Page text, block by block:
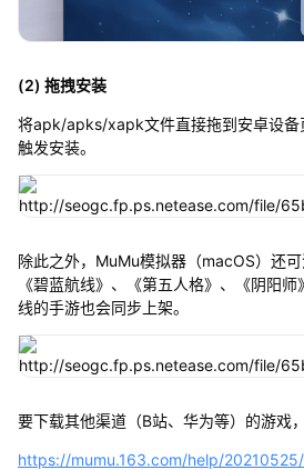
(2) 拖拽安装
将apk/apks/xapk文件直接拖到安卓设备
触发安装。
除此之外，MuMu模拟器（macOS）还可
《碧蓝航线》、《第五人格》、《阴阳
线的手游也会同步上架。
要下载其他渠道（B站、华为等）的游戏
https://mumu.163.com/help/